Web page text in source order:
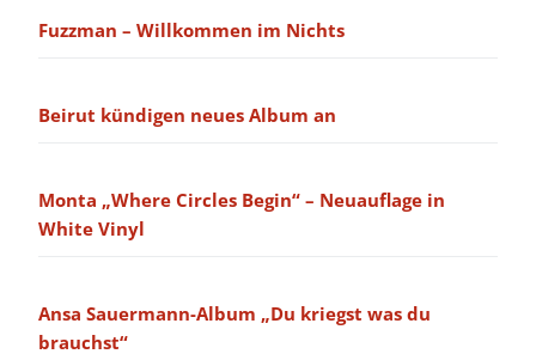
Fuzzman – Willkommen im Nichts
Beirut kündigen neues Album an
Monta „Where Circles Begin“ – Neuauflage in
White Vinyl
Ansa Sauermann-Album „Du kriegst was du
brauchst“